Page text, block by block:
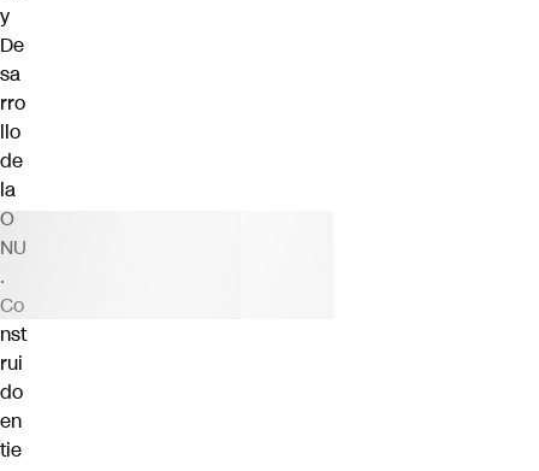
y
De
sa
rro
llo
de
la
O
NU
.
Co
nst
rui
do
en
tie